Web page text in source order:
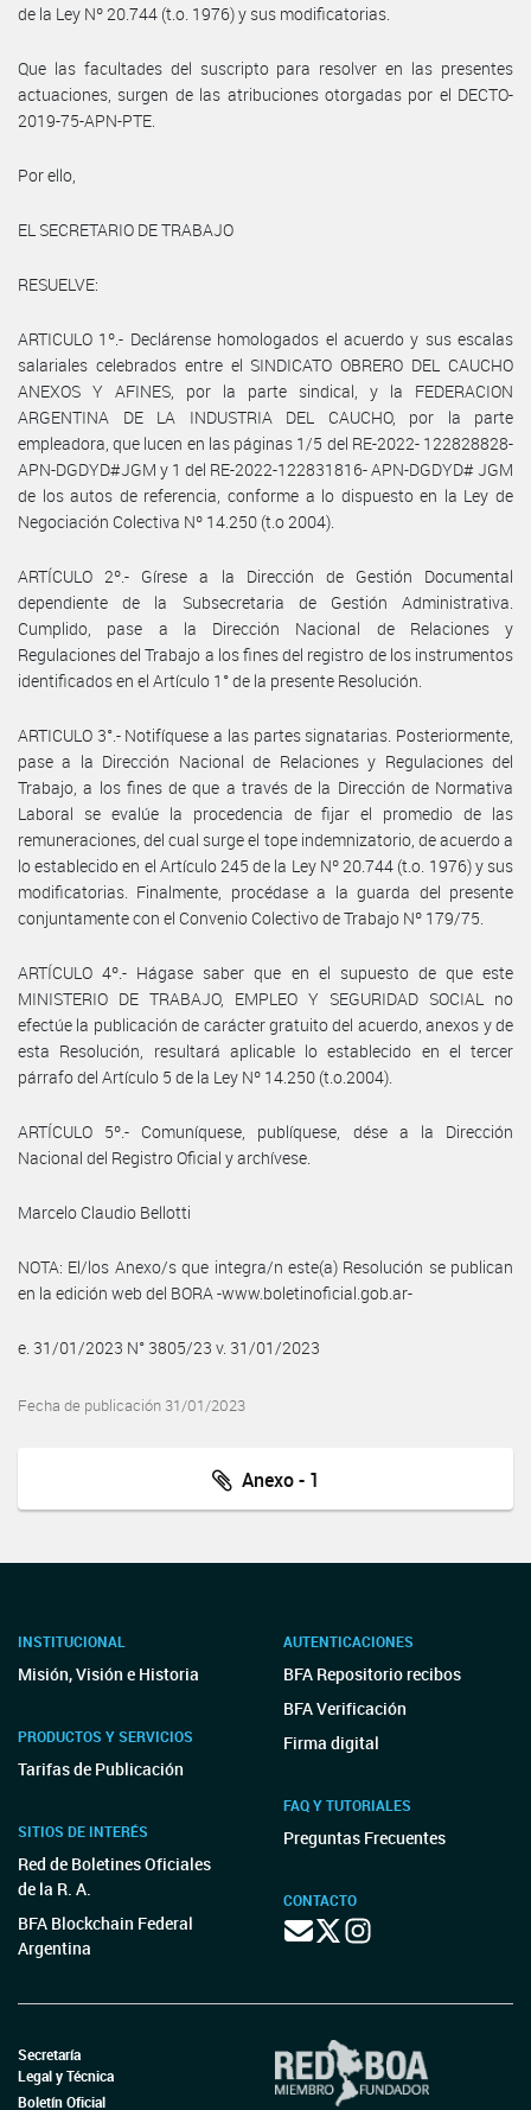
de la Ley Nº 20.744 (t.o. 1976) y sus modificatorias.
Que las facultades del suscripto para resolver en las presentes
actuaciones, surgen de las atribuciones otorgadas por el DECTO-
2019-75-APN-PTE.
Por ello,
EL SECRETARIO DE TRABAJO
RESUELVE:
ARTICULO 1º.- Declárense homologados el acuerdo y sus escalas
salariales celebrados entre el SINDICATO OBRERO DEL CAUCHO
ANEXOS Y AFINES, por la parte sindical, y la FEDERACION
ARGENTINA DE LA INDUSTRIA DEL CAUCHO, por la parte
empleadora, que lucen en las páginas 1/5 del RE-2022- 122828828-
APN-DGDYD#JGM y 1 del RE-2022-122831816- APN-DGDYD# JGM
de los autos de referencia, conforme a lo dispuesto en la Ley de
Negociación Colectiva Nº 14.250 (t.o 2004).
ARTÍCULO 2º.- Gírese a la Dirección de Gestión Documental
dependiente de la Subsecretaria de Gestión Administrativa.
Cumplido, pase a la Dirección Nacional de Relaciones y
Regulaciones del Trabajo a los fines del registro de los instrumentos
identificados en el Artículo 1° de la presente Resolución.
ARTICULO 3°.- Notifíquese a las partes signatarias. Posteriormente,
pase a la Dirección Nacional de Relaciones y Regulaciones del
Trabajo, a los fines de que a través de la Dirección de Normativa
Laboral se evalúe la procedencia de fijar el promedio de las
remuneraciones, del cual surge el tope indemnizatorio, de acuerdo a
lo establecido en el Artículo 245 de la Ley Nº 20.744 (t.o. 1976) y sus
modificatorias. Finalmente, procédase a la guarda del presente
conjuntamente con el Convenio Colectivo de Trabajo Nº 179/75.
ARTÍCULO 4º.- Hágase saber que en el supuesto de que este
MINISTERIO DE TRABAJO, EMPLEO Y SEGURIDAD SOCIAL no
efectúe la publicación de carácter gratuito del acuerdo, anexos y de
esta Resolución, resultará aplicable lo establecido en el tercer
párrafo del Artículo 5 de la Ley Nº 14.250 (t.o.2004).
ARTÍCULO 5º.- Comuníquese, publíquese, dése a la Dirección
Nacional del Registro Oficial y archívese.
Marcelo Claudio Bellotti
NOTA: El/los Anexo/s que integra/n este(a) Resolución se publican
en la edición web del BORA -www.boletinoficial.gob.ar-
e. 31/01/2023 N° 3805/23 v. 31/01/2023
Fecha de publicación 31/01/2023
Anexo - 1
INSTITUCIONAL
Misión, Visión e Historia
PRODUCTOS Y SERVICIOS
Tarifas de Publicación
SITIOS DE INTERÉS
Red de Boletines Oficiales
de la R. A.
BFA Blockchain Federal
Argentina
AUTENTICACIONES
BFA Repositorio recibos
BFA Verificación
Firma digital
FAQ Y TUTORIALES
Preguntas Frecuentes
CONTACTO
Secretaría
Legal y Técnica
Boletín Oficial